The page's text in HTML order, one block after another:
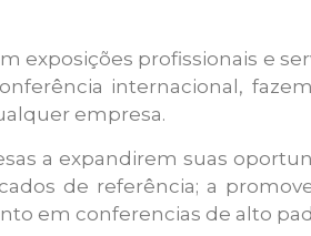
exposições profissionais e
internacional,
empresa.
a expandirem suas
de referência; a
em conferencias de alto